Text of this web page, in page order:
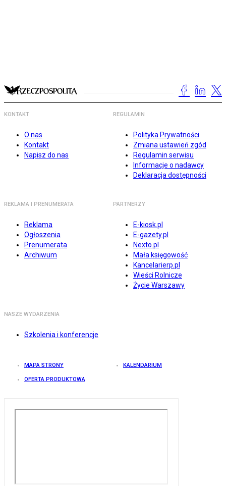
KONTAKT
O nas
Kontakt
Napisz do nas
REGULAMIN
Polityka Prywatności
Zmiana ustawień zgód
Regulamin serwisu
Informacje o nadawcy
Deklaracja dostępności
REKLAMA I PRENUMERATA
Reklama
Ogłoszenia
Prenumerata
Archiwum
PARTNERZY
E-kiosk.pl
E-gazety.pl
Nexto.pl
Mała księgowość
Kancelarierp.pl
Wieści Rolnicze
Życie Warszawy
NASZE WYDARZENIA
Szkolenia i konferencje
MAPA STRONY KALENDARIUM
OFERTA PRODUKTOWA